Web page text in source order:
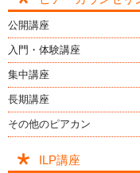
公開講座
入門・体験講座
集中講座
長期講座
その他のピアカン
ILP講座